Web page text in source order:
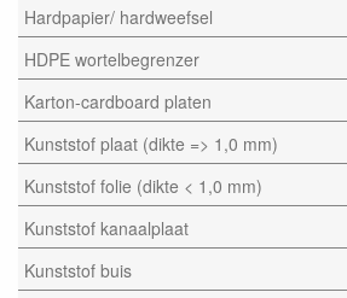
Hardpapier/ hardweefsel
HDPE wortelbegrenzer
Karton-cardboard platen
Kunststof plaat (dikte => 1,0 mm)
Kunststof folie (dikte < 1,0 mm)
Kunststof kanaalplaat
Kunststof buis